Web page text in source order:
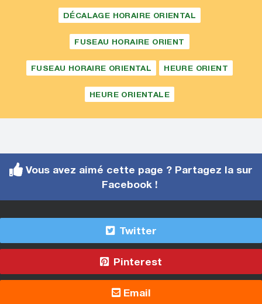
DÉCALAGE HORAIRE ORIENTAL
FUSEAU HORAIRE ORIENT
FUSEAU HORAIRE ORIENTAL HEURE ORIENT
HEURE ORIENTALE
Vous avez aimé cette page ? Partagez la sur
Facebook !
Twitter
Pinterest
Email